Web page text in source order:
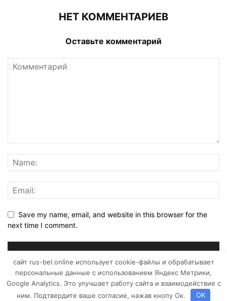
НЕТ КОММЕНТАРИЕВ
Оставьте комментарий
Save my name, email, and website in this browser for the
next time I comment.
сайт rus-bel.online использует cookie-файлы и обрабатывает
персональные данные с использованием Яндекс Метрики,
Google Analytics. Это улучшает работу сайта и взаимодействие с
ним. Подтвердите ваше согласие, нажав кнопу Ок.
OK